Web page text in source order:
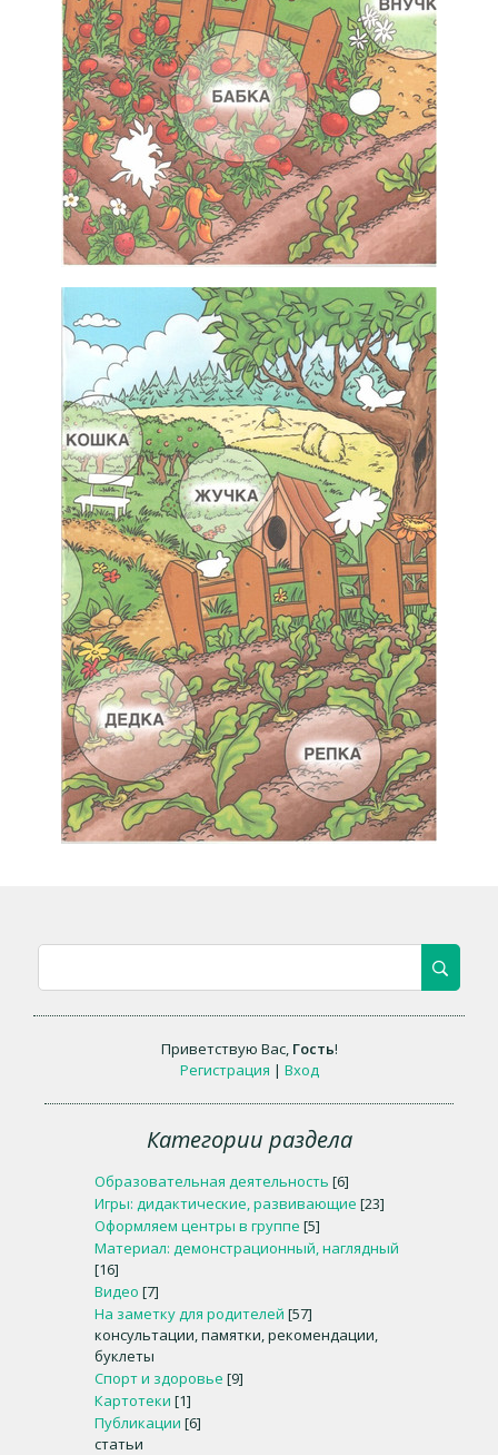
Приветствую Вас, Гость!
Регистрация | Вход
Категории раздела
Образовательная деятельность [6]
Игры: дидактические, развивающие [23]
Оформляем центры в группе [5]
Материал: демонстрационный, наглядный
[16]
Видео [7]
На заметку для родителей [57]
консультации, памятки, рекомендации,
буклеты
Спорт и здоровье [9]
Картотеки [1]
Публикации [6]
статьи